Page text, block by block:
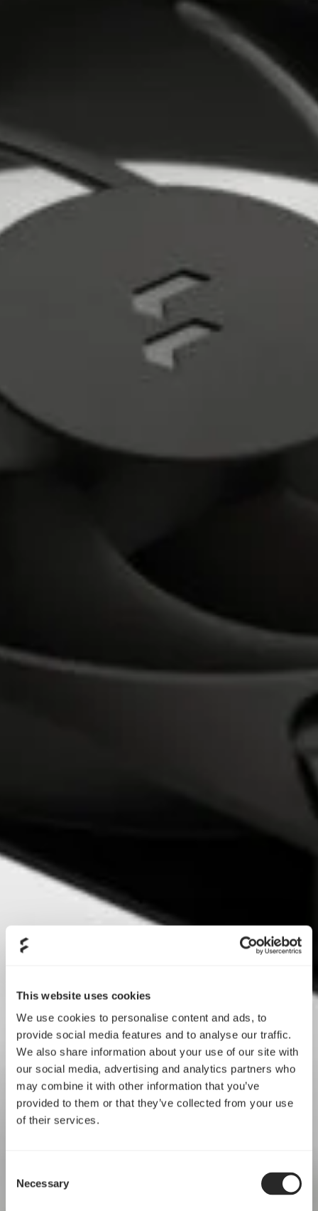
This website uses cookies
We use cookies to personalise content and ads, to
provide social media features and to analyse our traffic.
We also share information about your use of our site with
our social media, advertising and analytics partners who
may combine it with other information that you’ve
provided to them or that they’ve collected from your use
of their services.
Selection
Necessary